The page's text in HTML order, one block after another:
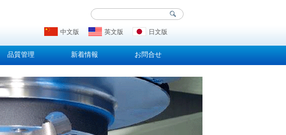
中文版 英文版 日文版
品質管理 新着情報 お問合せ